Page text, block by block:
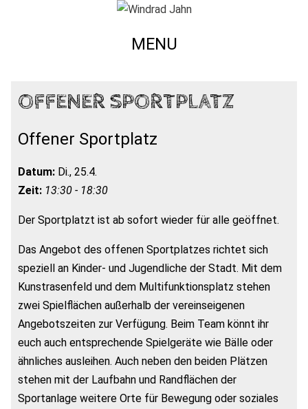
MENU
OFFENER SPORTPLATZ
Offener Sportplatz
Datum: Di., 25.4.
Zeit: 13:30 - 18:30
Der Sportplatzt ist ab sofort wieder für alle geöffnet.
Das Angebot des offenen Sportplatzes richtet sich
speziell an Kinder- und Jugendliche der Stadt. Mit dem
Kunstrasenfeld und dem Multifunktionsplatz stehen
zwei Spielflächen außerhalb der vereinseigenen
Angebotszeiten zur Verfügung. Beim Team könnt ihr
euch auch entsprechende Spielgeräte wie Bälle oder
ähnliches ausleihen. Auch neben den beiden Plätzen
stehen mit der Laufbahn und Randflächen der
Sportanlage weitere Orte für Bewegung oder soziales